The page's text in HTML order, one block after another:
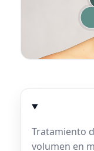
Tratamiento
volumen en